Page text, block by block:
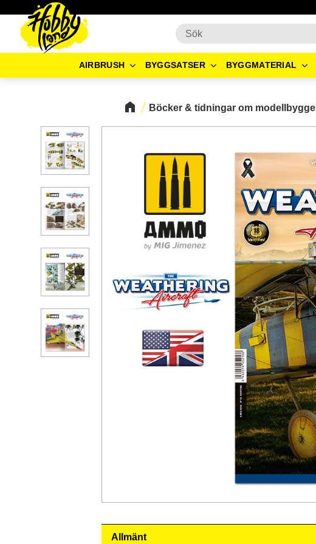
AIRBRUSH BYGGSATSER BYGGMATERIAL
Böcker & tidningar om modellbygge
Allmänt